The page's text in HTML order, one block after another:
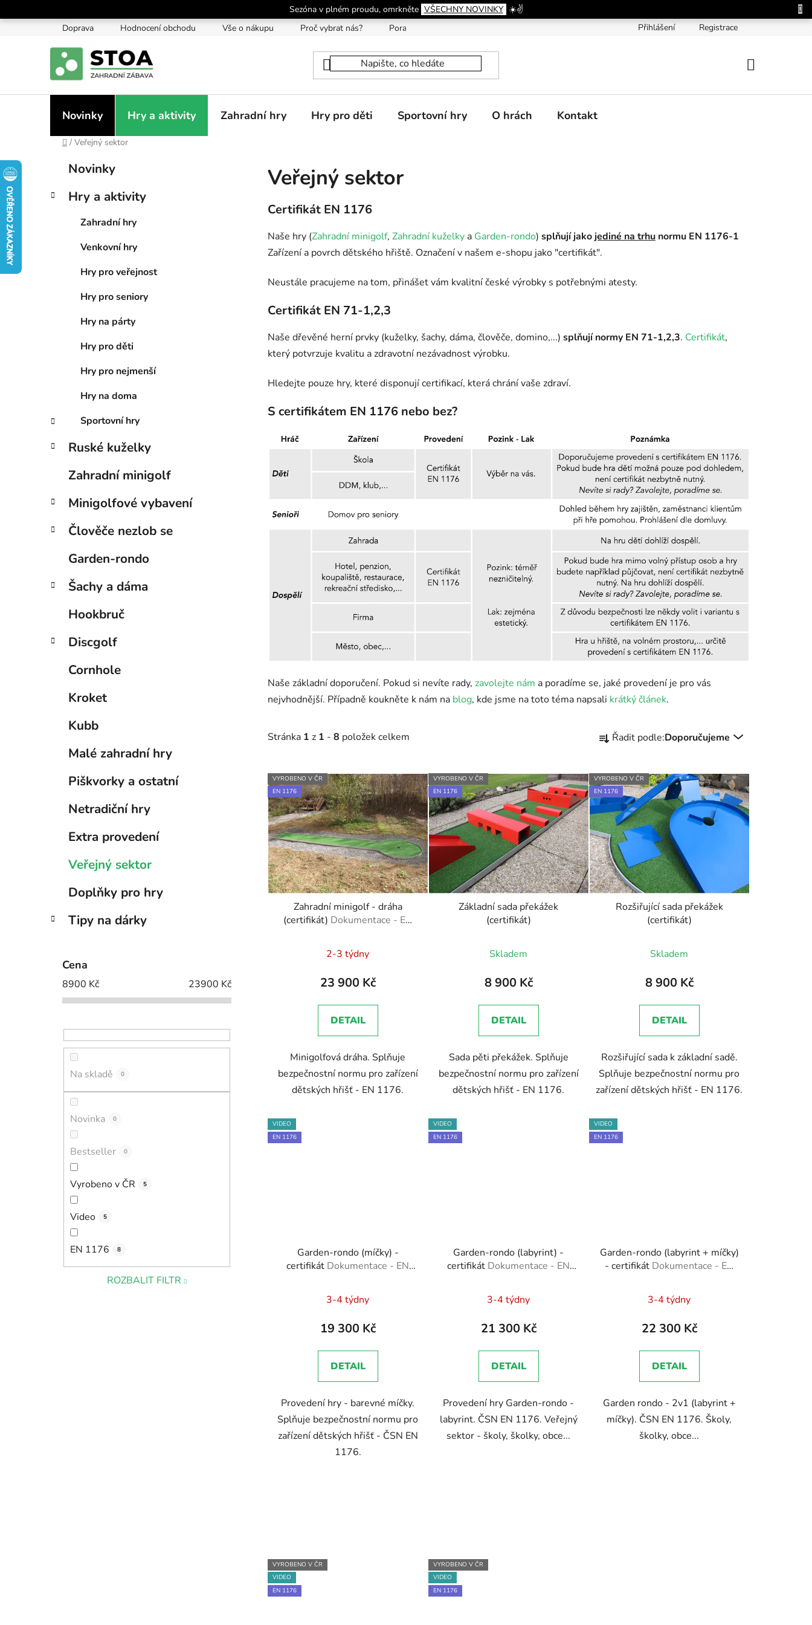
na
Sezóna v plném proudu, omrkněte VŠECHNY NOVINKY ☀️✌️
Doprava
Hodnocení obchodu Vše o nákupu Proč vybrat nás? Poradna Přihlášení Registrace
Novinky Hry a aktivity Zahradní hry Hry pro děti Sportovní hry O hrách Kontakt
Domů
/ Veřejný sektor
s
Přeskočit
kategorie
e
Novinky
Hry a aktivity
Zahradní hry
Venkovní hry
Hry pro veřejnost
Hry pro seniory
Hry na párty
Hry pro děti
Hry pro nejmenší
Hry na doma
Sportovní hry
Ruské kuželky
Zahradní minigolf
Minigolfové vybavení
Člověče nezlob se
Garden-rondo
Šachy a dáma
Hookbruč
Discgolf
Cornhole
Kroket
Kubb
Malé zahradní hry
Piškvorky a ostatní
Netradiční hry
Extra provedení
Veřejný sektor
Doplňky pro hry
Tipy na dárky
Cena
8900 Kč 23900 Kč
Na skladě 0
Novinka 0
Bestseller 0
Vyrobeno v ČR 5
Video 5
EN 1176 8
ROZBALIT FILTR
Veřejný sektor
Certifikát EN 1176
Naše hry (Zahradní minigolf, Zahradní kuželky a Garden-rondo) splňují jako jediné na trhu normu EN 1176-1
Zařízení a povrch dětského hřiště. Označení v našem e-shopu jako "certifikát".
Neustále pracujeme na tom, přinášet vám kvalitní české výrobky s potřebnými atesty.
Certifikát EN 71-1,2,3
Naše dřevěné herní prvky (kuželky, šachy, dáma, člověče, domino,...) splňují normy EN 71-1,2,3. Certifikát,
který potvrzuje kvalitu a zdravotní nezávadnost výrobku.
Hledejte pouze hry, které disponují certifikací, která chrání vaše zdraví.
S certifikátem EN 1176 nebo bez?
Naše základní doporučení. Pokud si nevíte rady, zavolejte nám a poradíme se, jaké provedení je pro vás
nejvhodnější. Případně koukněte k nám na blog, kde jsme na toto téma napsali krátký článek.
Stránka 1 z 1 - 8 položek celkem
a
e
n
í
p
r
o
d
u
Řadit podle:Doporučujeme
V
ý
p
i
s
p
r
o
d
VYROBENO V ČR
EN 1176
Zahradní minigolf - dráha
(certifikát) Dokumentace - EN
Brožura, Školení zaměstnanců
hodnocení
produktu
5,0
z
hvězdiček.
2-3 týdny
23 900 Kč
DETAIL
Minigolfová dráha. Splňuje
bezpečnostní normu pro zařízení
dětských hřišť - EN 1176.
VYROBENO V ČR
EN 1176
Základní sada překážek
(certifikát)
Skladem
8 900 Kč
DETAIL
Sada pěti překážek. Splňuje
bezpečnostní normu pro zařízení
dětských hřišť - EN 1176.
VYROBENO V ČR
EN 1176
Rozšiřující sada překážek
(certifikát)
Skladem
8 900 Kč
DETAIL
Rozšiřující sada k základní sadě.
Splňuje bezpečnostní normu pro
zařízení dětských hřišť - EN 1176.
VIDEO
EN 1176
Garden-rondo (míčky) -
certifikát Dokumentace - EN
Brožura, Školení zaměstnanců
3-4 týdny
19 300 Kč
DETAIL
Provedení hry - barevné míčky.
Splňuje bezpečnostní normu pro
zařízení dětských hřišť - ČSN EN
1176.
VIDEO
EN 1176
Garden-rondo (labyrint) -
certifikát Dokumentace - EN
Brožura, Školení zaměstnanců
hodnocení
produktu
5,0
z
hvězdiček.
3-4 týdny
21 300 Kč
DETAIL
Provedení hry Garden-rondo -
labyrint. ČSN EN 1176. Veřejný
sektor - školy, školky, obce...
VIDEO
EN 1176
Garden-rondo (labyrint + míčky)
- certifikát Dokumentace - EN
Brožura, Školení zaměstnanců
3-4 týdny
22 300 Kč
DETAIL
Garden rondo - 2v1 (labyrint +
míčky). ČSN EN 1176. Školy,
školky, obce...
VYROBENO V ČR
VIDEO
EN 1176
VYROBENO V ČR
VIDEO
EN 1176